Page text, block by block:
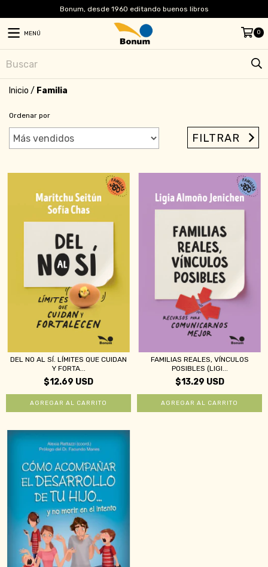
Bonum, desde 1960 editando buenos libros
MENÚ 0
Inicio / Familia
Ordenar por
FILTRAR
DEL NO AL SÍ. LÍMITES QUE CUIDAN
Y FORTA...
$12.69 USD
FAMILIAS REALES, VÍNCULOS
POSIBLES (LIGI...
$13.29 USD